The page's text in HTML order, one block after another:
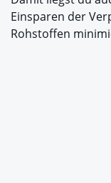
Einsparen der
Rohstoffen